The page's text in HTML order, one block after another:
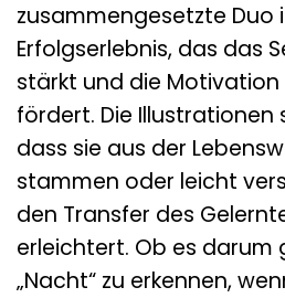
zusammengesetzte Duo
Erfolgserlebnis, das das
stärkt und die Motivation
fördert. Die Illustrationen
dass sie aus der
stammen oder leicht
den Transfer des
erleichtert. Ob es darum
„Nacht“ zu erkennen,